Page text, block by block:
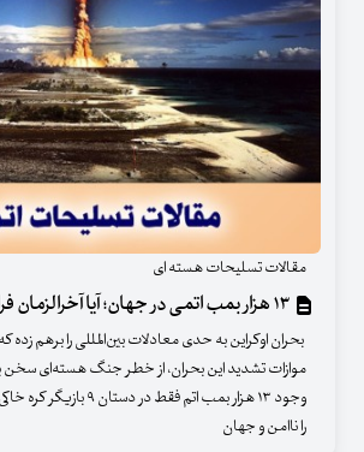
مقالات تسلیحات هسته ای
بحران اوکراین به حدی معادلات بین‌المللی را برهم زده‌
موازات تشدید این بحران، از خطر جنگ هسته‌ای سخن
وجود ۱۳ هزار بمب اتم فقط در
را ناامن و جهان